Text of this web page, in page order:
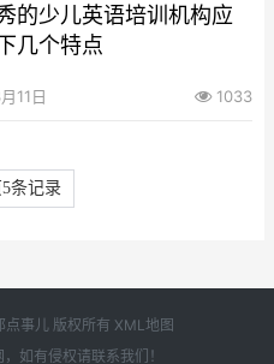
的少儿英语培训机构应
几个特点
11日 1033
5条记录
事儿 版权所有 XML地图
如有侵权请联系我们 ！